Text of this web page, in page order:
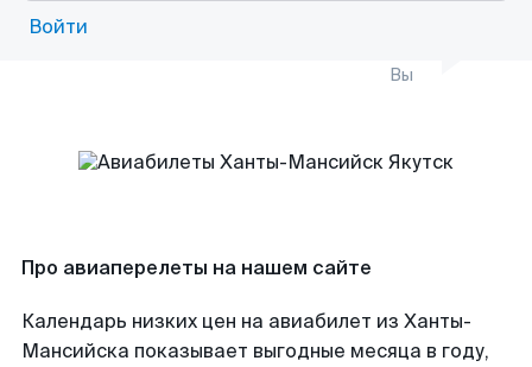
Войти
Вы
Про авиаперелеты на нашем сайте
Календарь низких цен на авиабилет из Ханты-
Мансийска показывает выгодные месяца в году,